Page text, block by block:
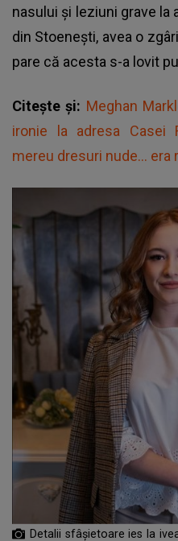
nasului și leziuni grave la
din Stoenești, avea o
pare că acesta s-a lovit
Citește și: Meghan
ironie la adresa Casei
mereu dresuri nude… era
Detalii sfâșietoare ies la